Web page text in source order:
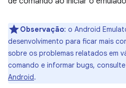
Observação: o Android
desenvolvimento para ficar mais
sobre os problemas relatados em
comando e informar bugs,
Android.